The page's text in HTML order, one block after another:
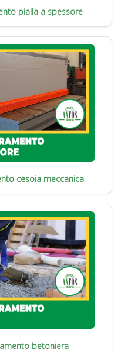
pialla a spessore
cesoia meccanica
betoniera